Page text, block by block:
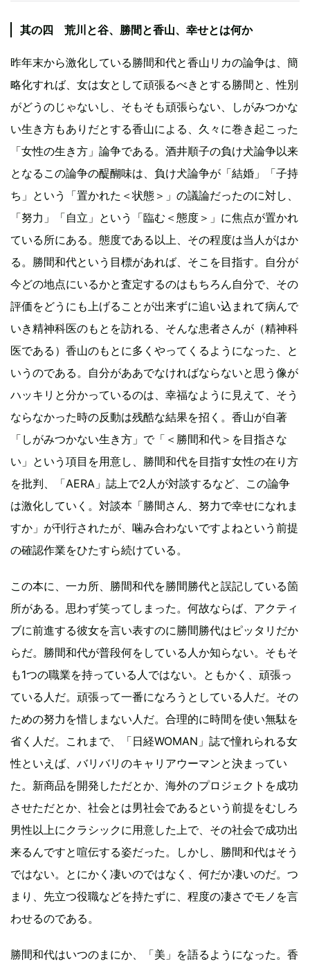
其の四 荒川と谷、勝間と香山、幸せとは何か
昨年末から激化している勝間和代と香山リカの論争は、簡
略化すれば、女は女として頑張るべきとする勝間と、性別
がどうのじゃないし、そもそも頑張らない、しがみつかな
い生き方もありだとする香山による、久々に巻き起こった
「女性の生き方」論争である。酒井順子の負け犬論争以来
となるこの論争の醍醐味は、負け犬論争が「結婚」「子持
ち」という「置かれた＜状態＞」の議論だったのに対し、
「努力」「自立」という「臨む＜態度＞」に焦点が置かれ
ている所にある。態度である以上、その程度は当人がはか
る。勝間和代という目標があれば、そこを目指す。自分が
今どの地点にいるかと査定するのはもちろん自分で、その
評価をどうにも上げることが出来ずに追い込まれて病んで
いき精神科医のもとを訪れる、そんな患者さんが（精神科
医である）香山のもとに多くやってくるようになった、と
いうのである。自分がああでなければならないと思う像が
ハッキリと分かっているのは、幸福なように見えて、そう
ならなかった時の反動は残酷な結果を招く。香山が自著
「しがみつかない生き方」で「＜勝間和代＞を目指さな
い」という項目を用意し、勝間和代を目指す女性の在り方
を批判、「AERA」誌上で2人が対談するなど、この論争
は激化していく。対談本「勝間さん、努力で幸せになれま
すか」が刊行されたが、噛み合わないですよねという前提
の確認作業をひたすら続けている。
この本に、一カ所、勝間和代を勝間勝代と誤記している箇
所がある。思わず笑ってしまった。何故ならば、アクティ
ブに前進する彼女を言い表すのに勝間勝代はピッタリだか
らだ。勝間和代が普段何をしている人か知らない。そもそ
も1つの職業を持っている人ではない。ともかく、頑張っ
ている人だ。頑張って一番になろうとしている人だ。その
ための努力を惜しまない人だ。合理的に時間を使い無駄を
省く人だ。これまで、「日経WOMAN」誌で憧れられる女
性といえば、バリバリのキャリアウーマンと決まってい
た。新商品を開発しただとか、海外のプロジェクトを成功
させただとか、社会とは男社会であるという前提をむしろ
男性以上にクラシックに用意した上で、その社会で成功出
来るんですと喧伝する姿だった。しかし、勝間和代はそう
ではない。とにかく凄いのではなく、何だか凄いのだ。つ
まり、先立つ役職などを持たずに、程度の凄さでモノを言
わせるのである。
勝間和代はいつのまにか、「美」を語るようになった。香